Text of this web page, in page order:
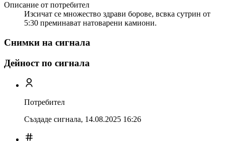
Описание от потребител
Изсичат се множество здрави борове, всвка сутрин от
5:30 преминават натоварени камиони.
Снимки на сигнала
Дейност по сигнала
Потребител
Създаде сигнала, 14.08.2025 16:26